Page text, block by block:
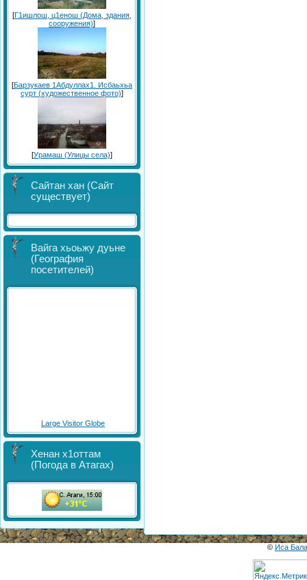
[Г1ишлош, ц1енош (Дома, здания,
сооружения)]
[Барзукаев 1Абдуллах1. Исбаьхьа
сурт (художественное фото)]
[Урамаш (Улицы села)]
Сайтан хан (Сайт
существует)
Вайга хьоьжу дуьне
(География
посетителей)
Large Visitor Globe
Хенан х1оттам
(Погода в Атагах)
© Иса